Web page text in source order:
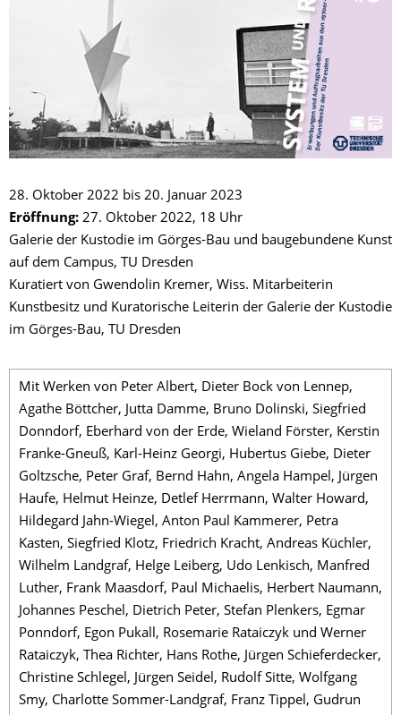
28. Oktober 2022 bis 20. Januar 2023
Eröffnung: 27. Oktober 2022, 18 Uhr
Galerie der Kustodie im Görges-Bau und baugebundene Kunst
auf dem Campus, TU Dresden
Kuratiert von Gwendolin Kremer, Wiss. Mitarbeiterin
Kunstbesitz und Kuratorische Leiterin der Galerie der Kustodie
im Görges-Bau, TU Dresden
Mit Werken von Peter Albert, Dieter Bock von Lennep,
Agathe Böttcher, Jutta Damme, Bruno Dolinski, Siegfried
Donndorf, Eberhard von der Erde, Wieland Förster, Kerstin
Franke-Gneuß, Karl-Heinz Georgi, Hubertus Giebe, Dieter
Goltzsche, Peter Graf, Bernd Hahn, Angela Hampel, Jürgen
Haufe, Helmut Heinze, Detlef Herrmann, Walter Howard,
Hildegard Jahn-Wiegel, Anton Paul Kammerer, Petra
Kasten, Siegfried Klotz, Friedrich Kracht, Andreas Küchler,
Wilhelm Landgraf, Helge Leiberg, Udo Lenkisch, Manfred
Luther, Frank Maasdorf, Paul Michaelis, Herbert Naumann,
Johannes Peschel, Dietrich Peter, Stefan Plenkers, Egmar
Ponndorf, Egon Pukall, Rosemarie Rataiczyk und Werner
Rataiczyk, Thea Richter, Hans Rothe, Jürgen Schieferdecker,
Christine Schlegel, Jürgen Seidel, Rudolf Sitte, Wolfgang
Smy, Charlotte Sommer-Landgraf, Franz Tippel, Gudrun